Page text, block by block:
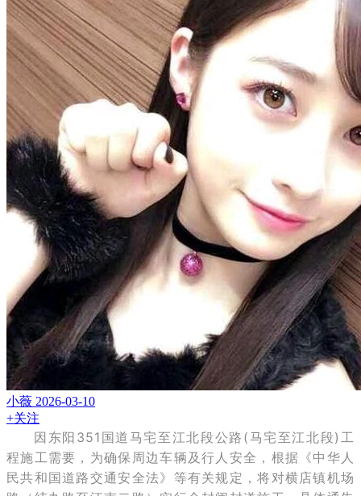
小薇 2026-03-10
+关注
因东阳351国道马宅至江北段公路(马宅至江北段)工
程施工需要，为确保周边车辆及行人安全，根据《中华人
民共和国道路交通安全法》等有关规定，将对横店镇机场